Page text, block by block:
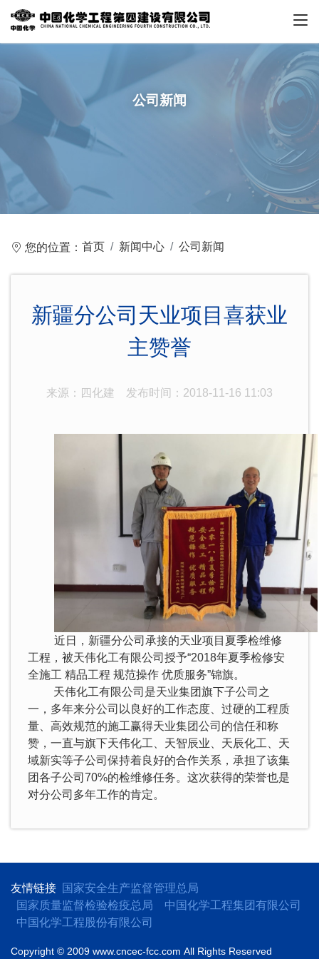
公司新闻
您的位置： 首页 新闻中心 公司新闻
新疆分公司天业项目喜获业
主赞誉
来源：四化建 发布时间：2018-11-16 11:03
近日，新疆分公司承接的天业项目夏季检维修
工程，被天伟化工有限公司授予“2018年夏季检修安
全施工 精品工程 规范操作 优质服务”锦旗。
天伟化工有限公司是天业集团旗下子公司之
一，多年来分公司以良好的工作态度、过硬的工程质
量、高效规范的施工赢得天业集团公司的信任和称
赞，一直与旗下天伟化工、天智辰业、天辰化工、天
域新实等子公司保持着良好的合作关系，承担了该集
团各子公司 70%的检维修任务。这次获得的荣誉也是
对分公司多年工作的肯定。
友情链接
国家安全生产监督管理总局
国家质量监督检验检疫总局
中国化学工程集团有限公司
中国化学工程股份有限公司
Copyright © 2009 www.cncec-fcc.com All Rights Reserved